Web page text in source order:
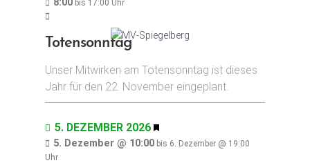
8:00 bis 17:00 Uhr
Totensonntag
Unser Mitwirken am Totensonntag ist dieses
Jahr für den 22. November eingeplant.
5. DEZEMBER 2026
E
5. Dezember @ 10:00 bis 6. Dezember @ 19:00
Uhr